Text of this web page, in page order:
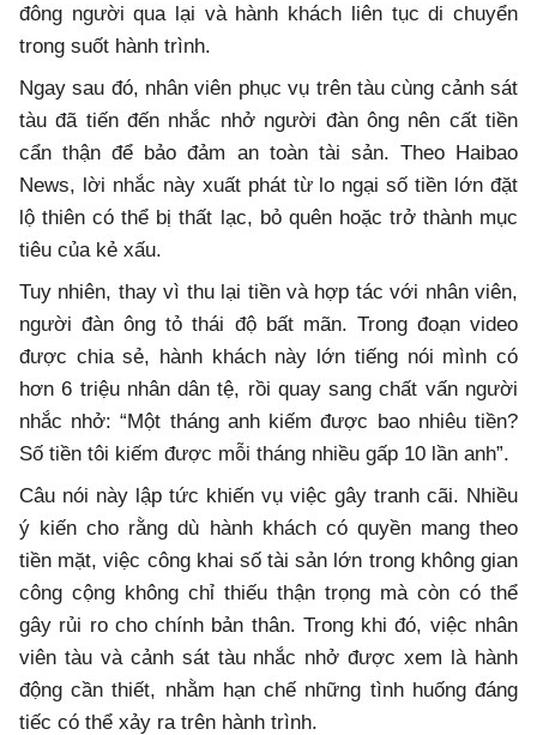
đông người qua lại và hành khách liên tục di chuyển
trong suốt hành trình.
Ngay sau đó, nhân viên phục vụ trên tàu cùng cảnh sát
tàu đã tiến đến nhắc nhở người đàn ông nên cất tiền
cẩn thận để bảo đảm an toàn tài sản. Theo Haibao
News, lời nhắc này xuất phát từ lo ngại số tiền lớn đặt
lộ thiên có thể bị thất lạc, bỏ quên hoặc trở thành mục
tiêu của kẻ xấu.
Tuy nhiên, thay vì thu lại tiền và hợp tác với nhân viên,
người đàn ông tỏ thái độ bất mãn. Trong đoạn video
được chia sẻ, hành khách này lớn tiếng nói mình có
hơn 6 triệu nhân dân tệ, rồi quay sang chất vấn người
nhắc nhở: “Một tháng anh kiếm được bao nhiêu tiền?
Số tiền tôi kiếm được mỗi tháng nhiều gấp 10 lần anh”.
Câu nói này lập tức khiến vụ việc gây tranh cãi. Nhiều
ý kiến cho rằng dù hành khách có quyền mang theo
tiền mặt, việc công khai số tài sản lớn trong không gian
công cộng không chỉ thiếu thận trọng mà còn có thể
gây rủi ro cho chính bản thân. Trong khi đó, việc nhân
viên tàu và cảnh sát tàu nhắc nhở được xem là hành
động cần thiết, nhằm hạn chế những tình huống đáng
tiếc có thể xảy ra trên hành trình.